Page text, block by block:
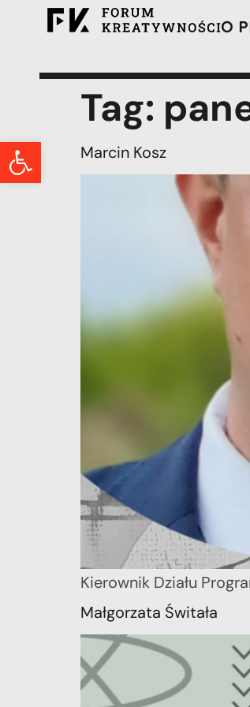
Otwórz pasek narzędzi
O
Tag:
Marcin Kosz
Kierownik Działu
Małgorzata Świtała